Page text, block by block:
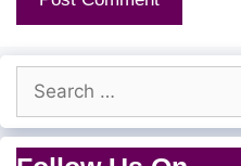
Paadhaththula rekka
Parakkuranae thannaala
Kaadhal mattu illaangaati
Search
for: